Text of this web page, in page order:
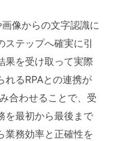
像からの文字認識に
テップへ確実に引
果を受け取って実際
れるRPAとの連携が
合わせることで、受
を最初から最後まで
業務効率と正確性を